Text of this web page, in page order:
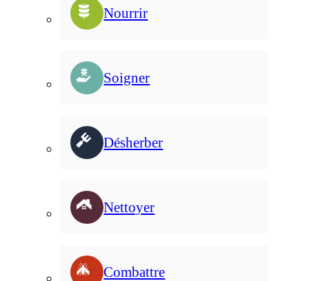
Nourrir
Soigner
Désherber
Nettoyer
Combattre